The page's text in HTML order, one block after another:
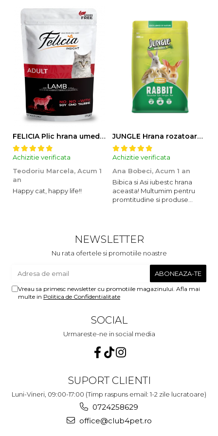
FELICIA Plic hrana umeda pentru pisici adulte, cu Miel, Set 12x85g
Achizitie verificata
Teodoriu Marcela, Acum 1
an
Happy cat, happy life!!
JUNGLE Hrana rozatoare IEPURI 500g
Achizitie verificata
Ana Bobeci, Acum 1 an
Bibica si Asi iubestc hrana
aceasta! Multumim pentru
promtitudine si produse
NEWSLETTER
Nu rata ofertele si promotiile noastre
Vreau sa primesc newsletter cu promotiile magazinului. Afla mai
multe in Politica de Confidentialitate
SOCIAL
Urmareste-ne in social media
SUPORT CLIENTI
Luni-Vineri, 09:00-17:00 (Timp raspuns email: 1-2 zile lucratoare)
0724258629
office@club4pet.ro